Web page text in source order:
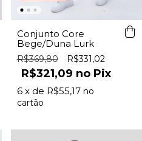
Conjunto Core
Bege/Duna Lurk
R$369,80 R$331,02
R$321,09 Pix
6 x de R$55,17